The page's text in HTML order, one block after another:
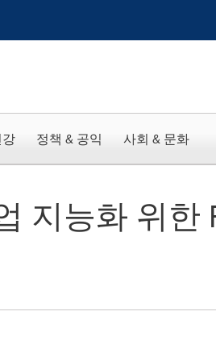
정책 & 공익 사회 & 문화
지능화 위한